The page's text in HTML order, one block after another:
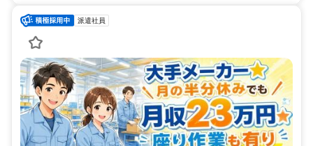
派遣社員